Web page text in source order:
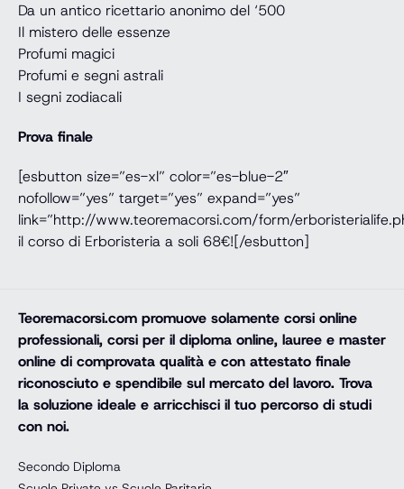
Da un antico ricettario anonimo del ‘500
Il mistero delle essenze
Profumi magici
Profumi e segni astrali
I segni zodiacali
Prova finale
[esbutton size=”es-xl” color=”es-blue-2″
nofollow=”yes” target=”yes” expand=”yes”
link=”http://www.teoremacorsi.com/form/
il corso di Erboristeria a soli 68€![/esbutton]
Teoremacorsi.com promuove solamente corsi online
professionali, corsi per il diploma online, lauree e master
online di comprovata qualità e con attestato finale
riconosciuto e spendibile sul mercato del lavoro. Trova
la soluzione ideale e arricchisci il tuo percorso di studi
con noi.
Secondo Diploma